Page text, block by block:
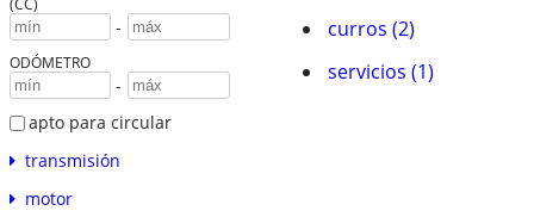
-
ODÓMETRO
-
apto para circular
transmisión
motor
curros (2)
servicios (1)